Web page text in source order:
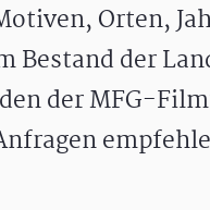
Orten,
Bestand der
der MFG-